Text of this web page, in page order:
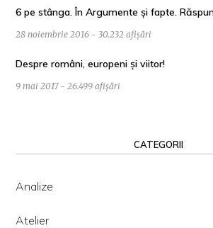
6 pe stânga. În Argumente și fapte.
28 noiembrie 2016 - 30.232 afișări
Despre români, europeni și viitor!
9 mai 2017 - 26.499 afișări
CATEGORII
Analize
Atelier